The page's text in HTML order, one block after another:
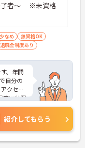
了者～ ※未資格
なめ
無資格OK
退職金制度あり
。年間
自分の
クセス
度に位置
安泰◎長
紹介してもらう